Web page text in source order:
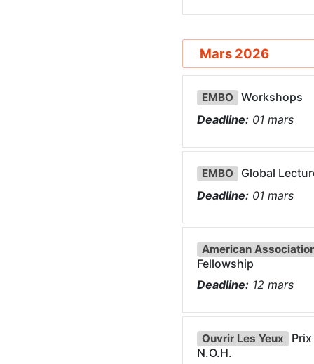
Mars 2026
EMBO
Workshops
Deadline: 01 mars
EMBO
Global
Deadline: 01 mars
American
Fellowship
Deadline: 12 mars
Ouvrir Les Yeux
N.O.H.